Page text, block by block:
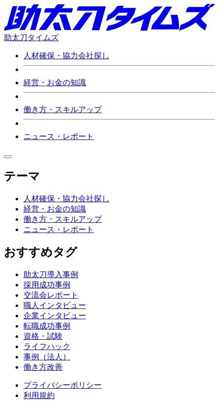
助太刀タイムズ
人材確保・協力会社探し
経営・お金の知識
働き方・スキルアップ
ニュース・レポート
テーマ
人材確保・協力会社探し
経営・お金の知識
働き方・スキルアップ
ニュース・レポート
おすすめタグ
助太刀導入事例
採用成功事例
交流会レポート
職人インタビュー
企業インタビュー
転職成功事例
資格・試験
ライフハック
事例（法人）
働き方改善
プライバシーポリシー
利用規約